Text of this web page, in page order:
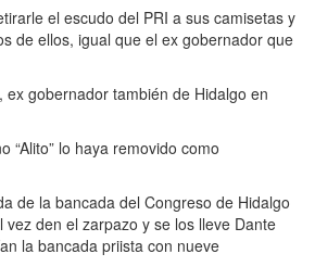
el escudo del PRI a sus camisetas y
de ellos, igual que el ex gobernador que
gobernador también de Hidalgo en
lo haya removido como
de la bancada del Congreso de Hidalgo
den el zarpazo y se los lleve Dante
la bancada priista con nueve